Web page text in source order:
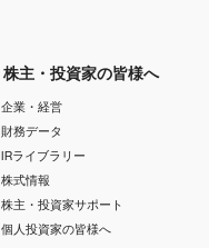
株主・投資家の皆様へ
企業・経営
財務データ
IRライブラリー
株式情報
株主・投資家サポート
個人投資家の皆様へ